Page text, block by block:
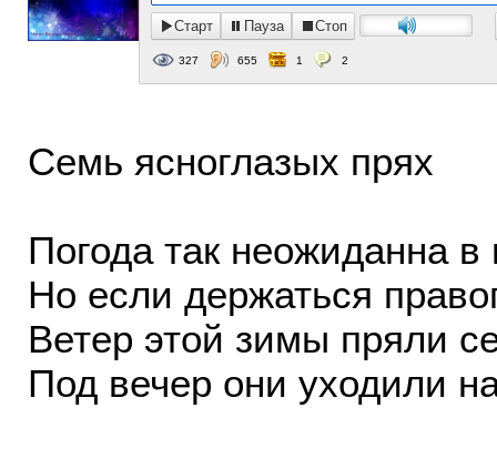
Старт Пауза Стоп
327 655 1 2
Семь ясноглазых прях
Погода так неожиданна
Но если держаться
Ветер этой зимы пряли
Под вечер они уходили